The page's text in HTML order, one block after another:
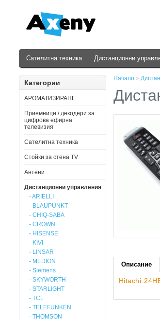
Сателитна техника Дистанционни
Категории
АРОМАТИЗИРАНЕ
Приемници / декодери за
цифрова ефирна
телевизия
Сателитна техника
Стойки за стена ТV
Антени
Дистанционни управления
- ARIELLI
- BLAUPUNKT
- CHIQ-SABA
- CROWN
- HISENSE
- KIVI
- LINSAR
- MEDION
- Siemens
- SKYWORTH
- STARLIGHT
- TCL
- TELEFUNKEN
- THOMSON
Начало »
Описание
Hitachi